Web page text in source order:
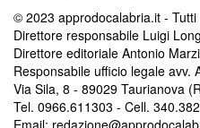
© 2023 approdocalabria.it - Tutti
Direttore responsabile Luigi
Direttore editoriale Antonio
Responsabile ufficio legale avv.
Via Sila, 8 - 89029 Taurianova
Tel. 0966.611303 - Cell.
Email: